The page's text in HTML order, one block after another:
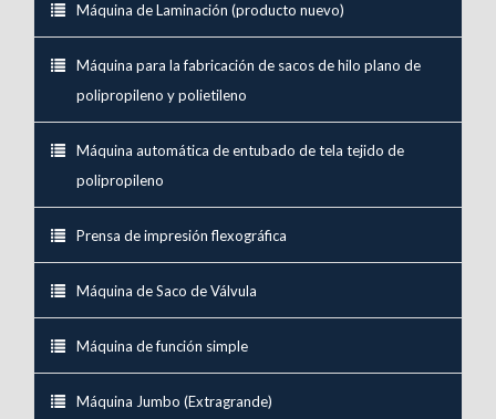
Máquina de Laminación (producto nuevo)
Máquina para la fabricación de sacos de hilo plano de
polipropileno y polietileno
Máquina automática de entubado de tela tejido de
polipropileno
Prensa de impresión flexográfica
Máquina de Saco de Válvula
Máquina de función simple
Máquina Jumbo (Extragrande)